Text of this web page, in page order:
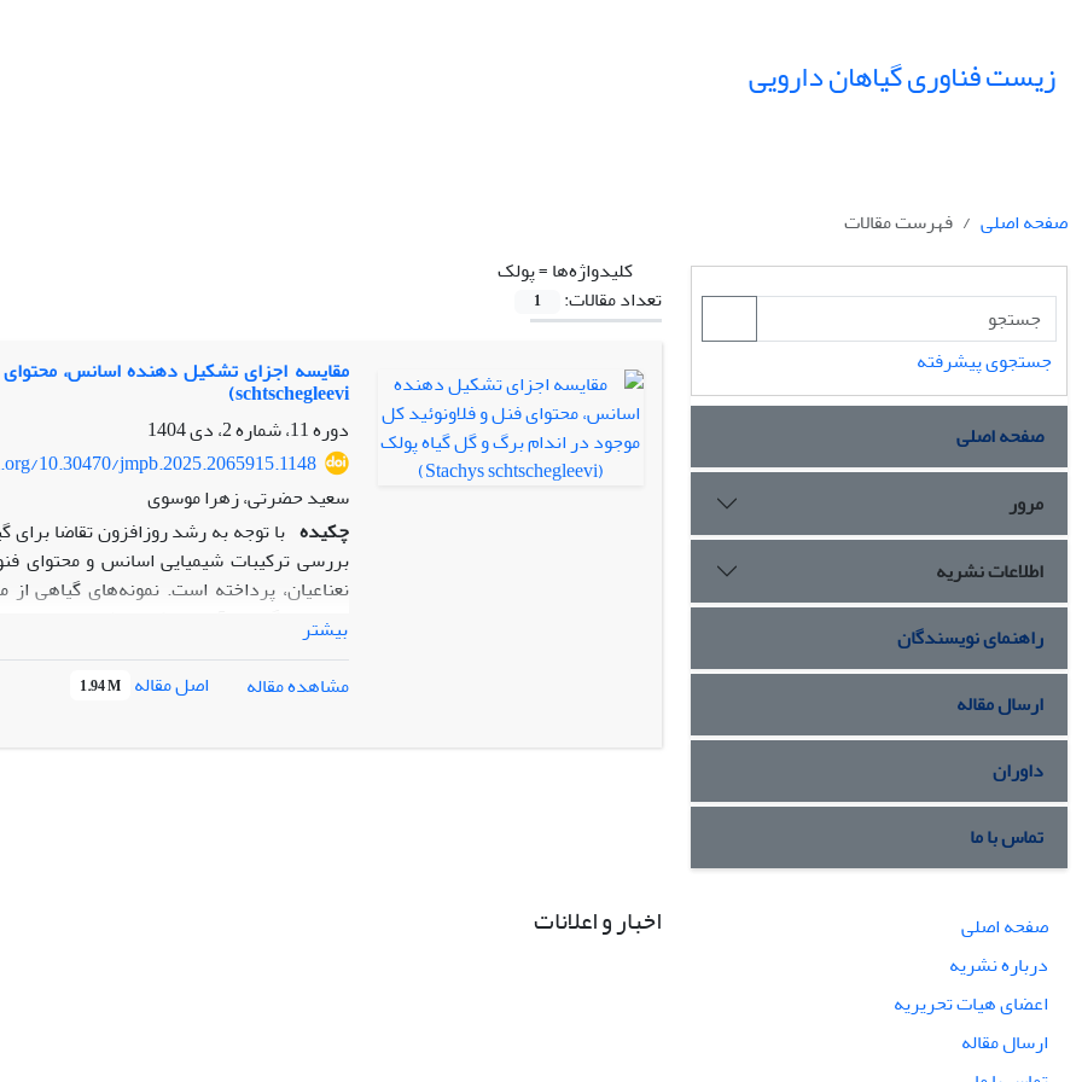
زیست فناوری گیاهان دارویی
صفحه اصلی
فهرست مقالات
کلیدواژه‌ها =پولک
تعداد مقالات:
1
schtschegleevi)
دوره 11، شماره 2، دی 1404
10.30470/jmpb.2025.2065915.1148
سعید حضرتی، زهرا موسوی
چکیده با توجه به رشد روزافزون تقاضا برای
نعناعیان، پرداخته است. نمونه‌های گیاهی
ترکیبات فنولی، برای کاربردهای صنعتی،
بیشتر
مشاهده مقاله
اصل مقاله 1.94 M
جستجوی پیشرفته
صفحه اصلی
مرور
اطلاعات نشریه
راهنمای نویسندگان
ارسال مقاله
داوران
تماس با ما
صفحه اصلی
درباره نشریه
اعضای هیات تحریریه
ارسال مقاله
اخبار و اعلانات